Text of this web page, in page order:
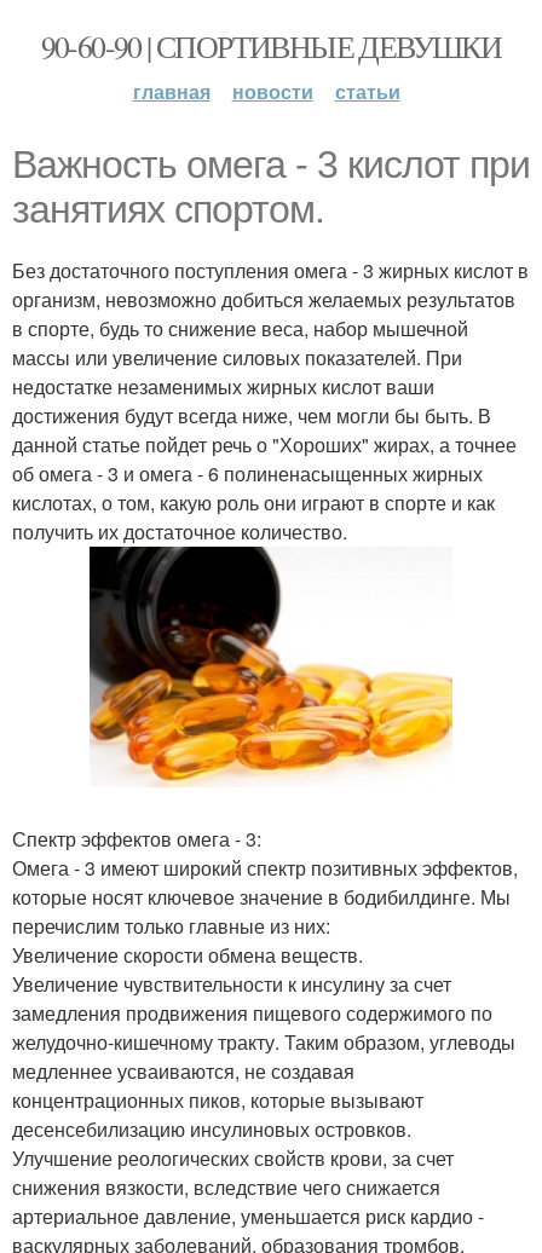
90-60-90 | СПОРТИВНЫЕ ДЕВУШКИ
главная новости статьи
Важность омега - 3 кислот при
занятиях спортом.
Без достаточного поступления омега - 3 жирных кислот в
организм, невозможно добиться желаемых результатов
в спорте, будь то снижение веса, набор мышечной
массы или увеличение силовых показателей. При
недостатке незаменимых жирных кислот ваши
достижения будут всегда ниже, чем могли бы быть. В
данной статье пойдет речь о "Хороших" жирах, а точнее
об омега - 3 и омега - 6 полиненасыщенных жирных
кислотах, о том, какую роль они играют в спорте и как
получить их достаточное количество.
Спектр эффектов омега - 3:
Омега - 3 имеют широкий спектр позитивных эффектов,
которые носят ключевое значение в бодибилдинге. Мы
перечислим только главные из них:
Увеличение скорости обмена веществ.
Увеличение чувствительности к инсулину за счет
замедления продвижения пищевого содержимого по
желудочно-кишечному тракту. Таким образом, углеводы
медленнее усваиваются, не создавая
концентрационных пиков, которые вызывают
десенсебилизацию инсулиновых островков.
Улучшение реологических свойств крови, за счет
снижения вязкости, вследствие чего снижается
артериальное давление, уменьшается риск кардио -
васкулярных заболеваний, образования тромбов,